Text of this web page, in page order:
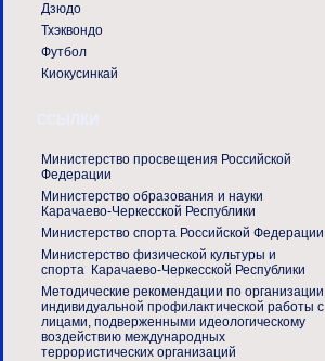
Дзюдо
Тхэквондо
Футбол
Киокусинкай
ССЫЛКИ
Министерство просвещения Российской
Федерации
Министерство образования и науки
Карачаево-Черкесской Республики
Министерство спорта Российской Федерации
Министерство физической культуры и
спорта Карачаево-Черкесской Республики
Методические рекомендации по организации
индивидуальной профилактической работы с
лицами, подверженными идеологическому
воздействию международных
террористических организаций